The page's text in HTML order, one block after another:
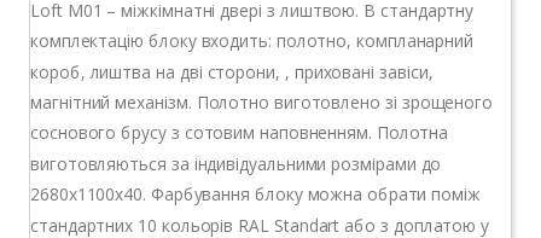
Loft M01 – міжкімнатні двері з лиштвою. В стандартну
комплектацію блоку входить: полотно, компланарний
короб, лиштва на дві сторони, , приховані завіси,
магнітний механізм. Полотно виготовлено зі зрощеного
соснового брусу з сотовим наповненням. Полотна
виготовляються за індивідуальними розмірами до
2680х1100х40. Фарбування блоку можна обрати поміж
стандартних 10 кольорів RAL Standart або з доплатою у